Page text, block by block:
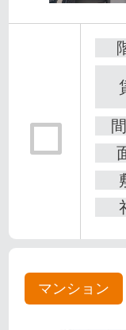
マンション